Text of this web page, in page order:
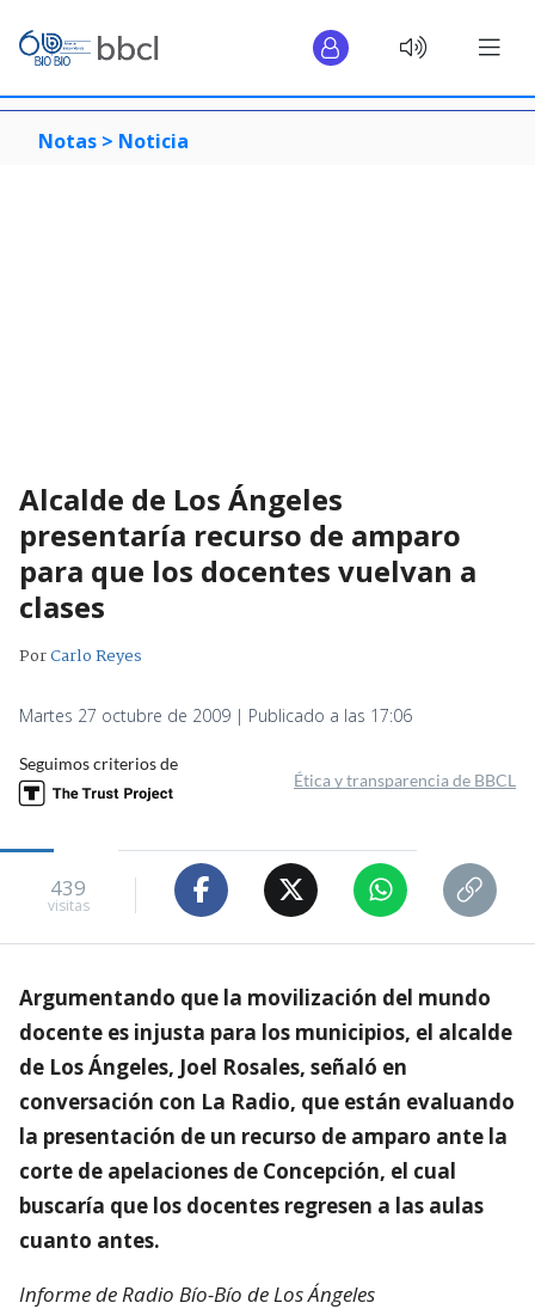
Notas > Noticia
Alcalde de Los Ángeles
presentaría recurso de amparo
para que los docentes vuelvan a
clases
PorCarlo Reyes
Martes 27 octubre de 2009 | Publicado a las 17:06
Seguimos criterios de
Ética y transparencia de BBCL
439
visitas
Argumentando que la movilización del mundo
docente es injusta para los municipios, el alcalde
de Los Ángeles, Joel Rosales, señaló en
conversación con La Radio, que están evaluando
la presentación de un recurso de amparo ante la
corte de apelaciones de Concepción, el cual
buscaría que los docentes regresen a las aulas
cuanto antes.
Informe de Radio Bío-Bío de Los Ángeles